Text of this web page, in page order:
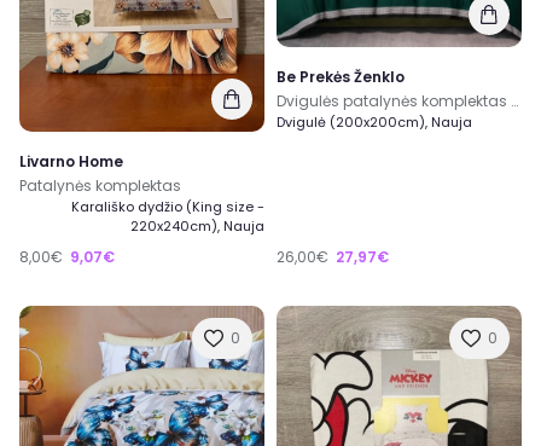
Livarno Home
Patalynės komplektas
Karališko dydžio (King size -
220x240cm), Nauja
8,00€ 9,07€
Be Prekės Ženklo
Dvigulės patalynės komplektas 220×200
Dvigulė (200x200cm), Nauja
26,00€ 27,97€
0 0